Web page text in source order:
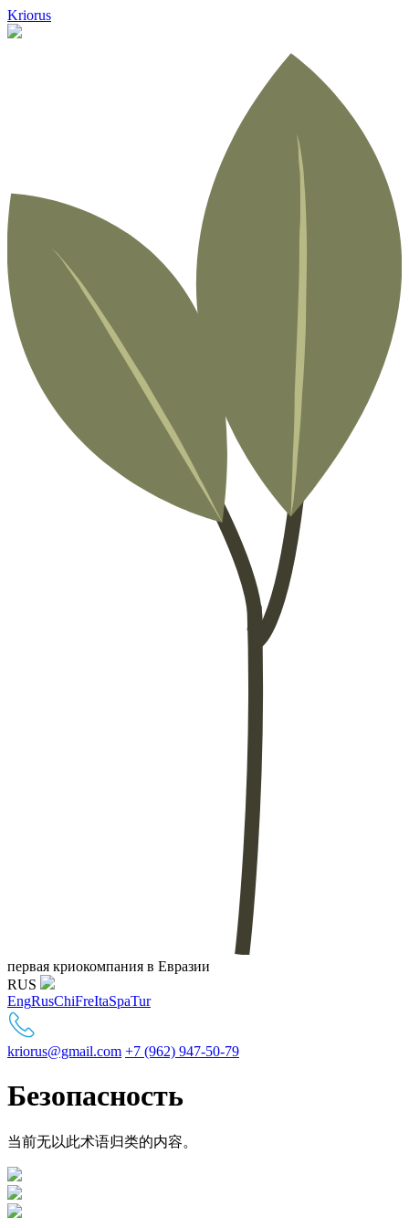
Kriorus
первая криокомпания в Евразии
RUS
EngRusChiFreItaSpaTur
kriorus@gmail.com +7 (962) 947-50-79
Безопасность
当前无以此术语归类的内容。